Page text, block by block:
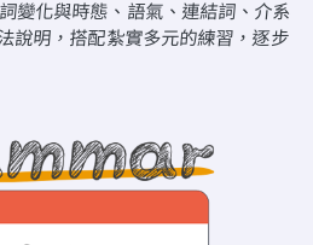
變化與時態、語氣、連結詞、介系
說明，搭配紮實多元的練習，逐步